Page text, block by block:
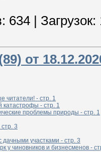
634 Загрузок:
от
читатели! - стр. 1
катастрофы - стр. 1
проблемы природы - стр. 1
3
участками - стр. 3
у чиновников и бизнесменов -